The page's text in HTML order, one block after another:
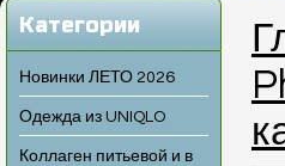
Категории
Новинки ЛЕТО 2026
Одежда из UNIQLO
Коллаген питьевой и в